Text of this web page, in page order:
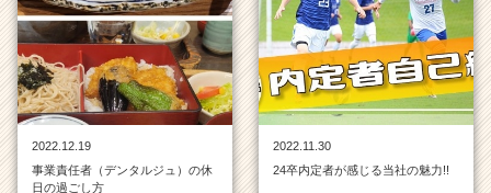
2022.12.19
事業責任者（デンタルジュ）の休
日の過ごし方
2022.11.30
24卒内定者が感じる当社の魅力!!